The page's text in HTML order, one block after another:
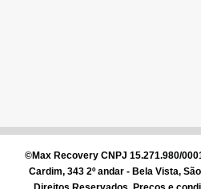
©Max Recovery CNPJ 15.271.980/
Cardim, 343 2º andar - Bela Vista,